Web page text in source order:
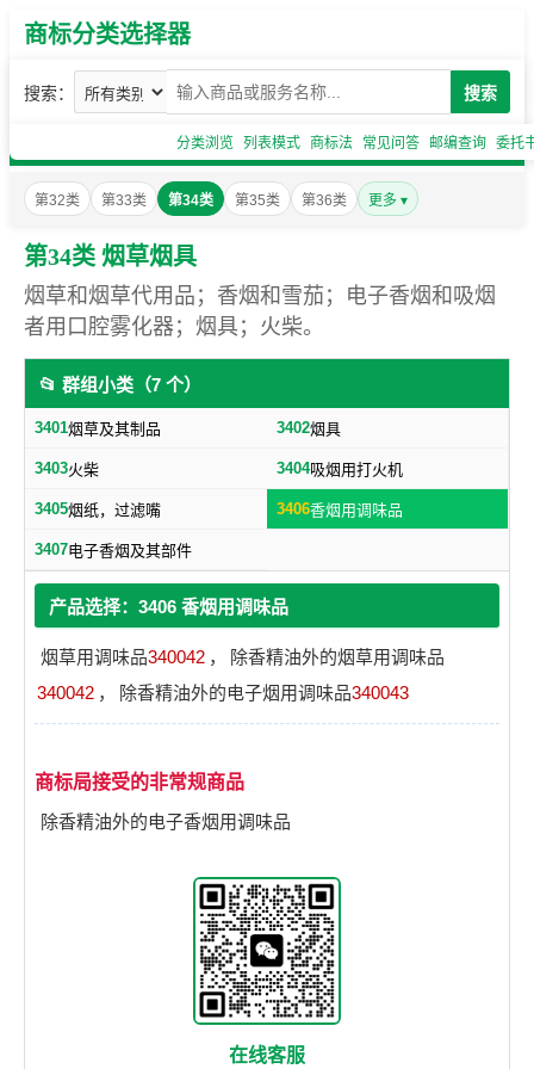
商标分类选择器
搜索： 搜索
分类浏览 列表模式 商标法 常见问答 邮编查询 委托
第32类 第33类 第34类 第35类 第36类 更多 ▾
第34类 烟草烟具
烟草和烟草代用品；香烟和雪茄；电子香烟和吸烟
者用口腔雾化器；烟具；火柴。
📂 群组小类（7 个）
3401烟草及其制品 3402烟具
3403火柴 3404吸烟用打火机
3405烟纸，过滤嘴 3406香烟用调味品
3407电子香烟及其部件
产品选择：3406 香烟用调味品
烟草用调味品340042 ，
除香精油外的烟草用调味品
340042 ， 除香精油外的电子烟用调味品340043
商标局接受的非常规商品
除香精油外的电子香烟用调味品
在线客服